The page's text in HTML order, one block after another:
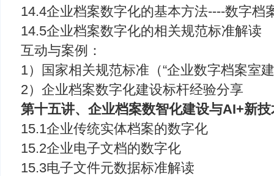
14.4企业档案数字化的基本方法----数字档
14.5企业档案数字化的相关规范标准解读
互动与案例：
1）国家相关规范标准（“企业数字档案室
2）企业档案数字化建设标杆经验分享
第十五讲、企业档案数智化建设与AI+新
15.1企业传统实体档案的数字化
15.2企业电子文档的数字化
15.3电子文件元数据标准解读